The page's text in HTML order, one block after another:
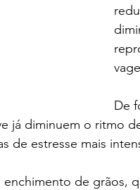
De
já diminuem o ritmo
de estresse mais
de grãos,